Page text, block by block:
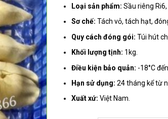
hạng
5
từ
Loại sản phẩm: Sầu riêng Ri6,
Sơ chế: Tách vỏ, tách hạt,
Quy cách đóng gói: Túi hút
Khối lượng tịnh: 1kg.
Điều kiện bảo quản: -18°C
Hạn sử dụng: 24 tháng kể từ
Xuất xứ: Việt Nam.